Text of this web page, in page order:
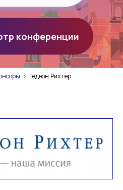
конференции
Гедеон Рихтер